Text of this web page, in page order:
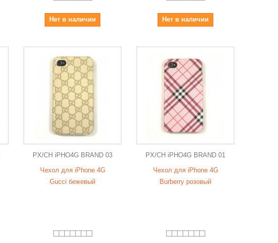
Нет в наличии Нет в наличии
PX/CH iPHO4G BRAND 03
Чехол для iPhone 4G
Gucci бежевый
PX/CH iPHO4G BRAND 01
Чехол для iPhone 4G
Burberry розовый